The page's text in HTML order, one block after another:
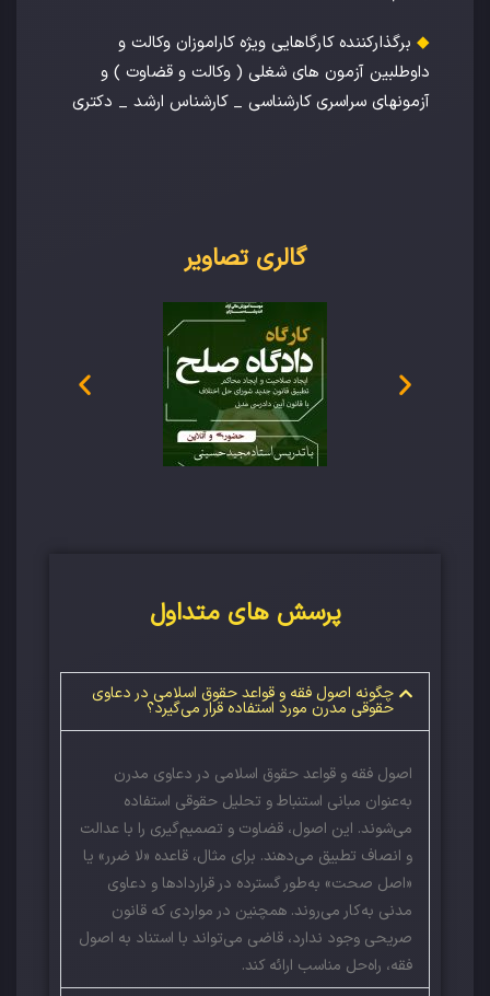
◆ برگذارکننده کارگاهایی ویژه کاراموزان وکالت و
داوطلبین آزمون های شغلی ( وکالت و قضاوت ) و
آزمونهای سراسری کارشناسی _ کارشناس ارشد _ دکتری
گالری تصاویر
پرسش های متداول
چگونه اصول فقه و قواعد حقوق اسلامی در دعاوی
حقوقی مدرن مورد استفاده قرار می‌گیرد؟
اصول فقه و قواعد حقوق اسلامی در دعاوی مدرن
به‌عنوان مبانی استنباط و تحلیل حقوقی استفاده
می‌شوند. این اصول، قضاوت و تصمیم‌گیری را با عدالت
و انصاف تطبیق می‌دهند. برای مثال، قاعده «لا ضرر» یا
«اصل صحت» به‌طور گسترده در قراردادها و دعاوی
مدنی به‌کار می‌روند. همچنین در مواردی که قانون
صریحی وجود ندارد، قاضی می‌تواند با استناد به اصول
فقه، راه‌حل مناسب ارائه کند.